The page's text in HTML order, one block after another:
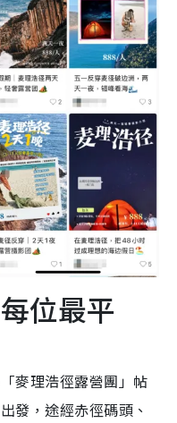
位最平
麥理浩徑露營團」帖
發，途經赤徑碼頭、